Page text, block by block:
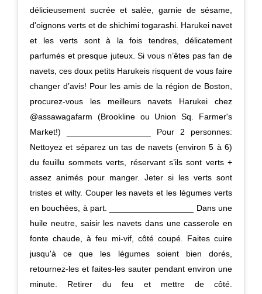
délicieusement sucrée et salée, garnie de sésame,
d'oignons verts et de shichimi togarashi. Harukei navet
et les verts sont à la fois tendres, délicatement
parfumés et presque juteux. Si vous n’êtes pas fan de
navets, ces doux petits Harukeis risquent de vous faire
changer d’avis! Pour les amis de la région de Boston,
procurez-vous les meilleurs navets Harukei chez
@assawagafarm (Brookline ou Union Sq. Farmer's
Market!) __________________ Pour 2 personnes:
Nettoyez et séparez un tas de navets (environ 5 à 6)
du feuillu sommets verts, réservant s’ils sont verts +
assez animés pour manger. Jeter si les verts sont
tristes et wilty. Couper les navets et les légumes verts
en bouchées, à part. __________________ Dans une
huile neutre, saisir les navets dans une casserole en
fonte chaude, à feu mi-vif, côté coupé. Faites cuire
jusqu'à ce que les légumes soient bien dorés,
retournez-les et faites-les sauter pendant environ une
minute. Retirer du feu et mettre de côté.